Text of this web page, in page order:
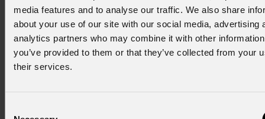
media features and to analyse our traffic. We also share
about your use of our site with our social media, advertising
analytics partners who may combine it with other
you’ve provided to them or that they’ve collected from your
their services.
precisi e grazie al pan e tilt infinito aggiungono una dinamicità
incredibile al light design. Infine sono stati utilizzati 20
LUMIPAR18QPRO , per aggiugere colore alla scienza.
Castrocaro è una produzione storica, e come tale esige degli
standard molto alti, siamo davvero entusiasti del risultato